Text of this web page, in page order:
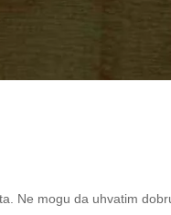
Ne mogu da uhvatim